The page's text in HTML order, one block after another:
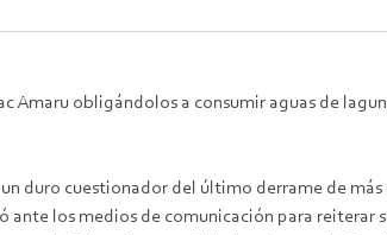
Amaru obligándolos a consumir aguas de
duro cuestionador del último derrame de
los medios de comunicación para reiterar